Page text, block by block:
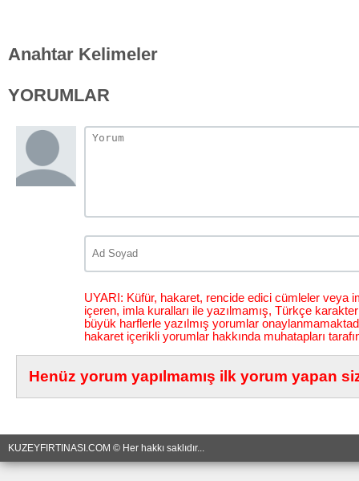
Anahtar Kelimeler
YORUMLAR
UYARI: Küfür, hakaret, rencide edici cümleler veya
içeren, imla kuralları ile yazılmamış, Türkçe
büyük harflerle yazılmış yorumlar
hakaret içerikli yorumlar hakkında muhatapları
Henüz yorum yapılmamış ilk yorum yapan
KUZEYFIRTINASI.COM © Her hakkı saklıdır...